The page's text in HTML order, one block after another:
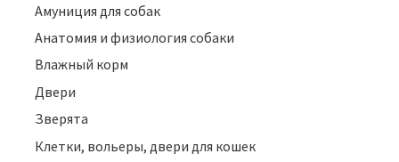
Амуниция для собак
Анатомия и физиология собаки
Влажный корм
Двери
Зверята
Клетки, вольеры, двери для кошек